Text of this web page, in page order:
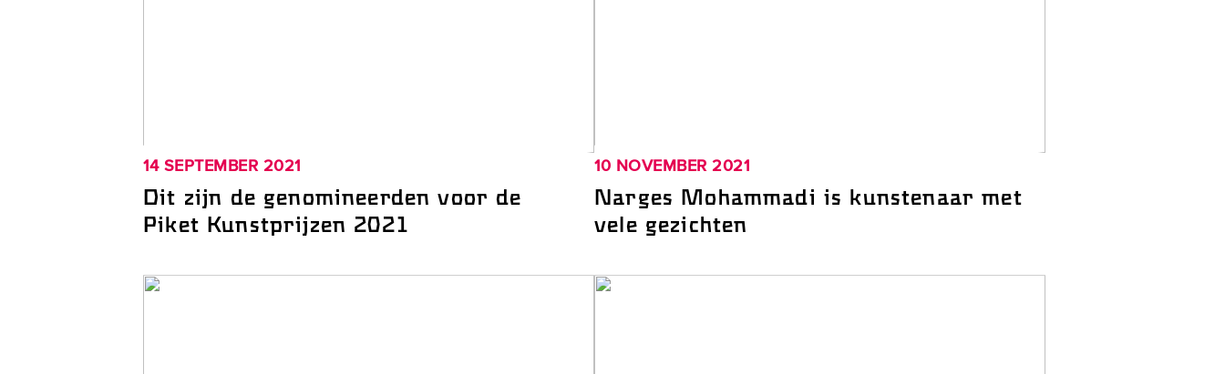
14 SEPTEMBER 2021
Dit zijn de genomineerden voor de
Piket Kunstprijzen 2021
10 NOVEMBER 2021
Narges Mohammadi is kunstenaar met
vele gezichten